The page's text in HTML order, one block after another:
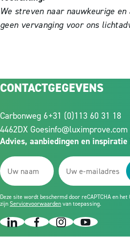
We streven naar nauwkeurige
geen vervanging voor ons
CONTACTGEGEVENS
Carbonweg 6
4462DX Goes
+31 (0)113 60 31 18
info@luximprove.com
Advies, aanbiedingen en
Deze site wordt beschermd door reCAPTCHA en het
zijnServicevoorwaardenvan toepassing.